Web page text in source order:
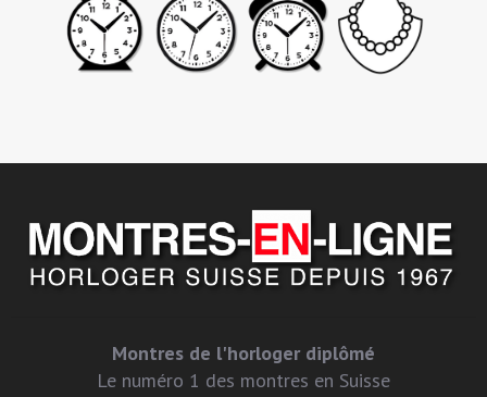
Montres de l'horloger diplômé
Le numéro 1 des montres en Suisse